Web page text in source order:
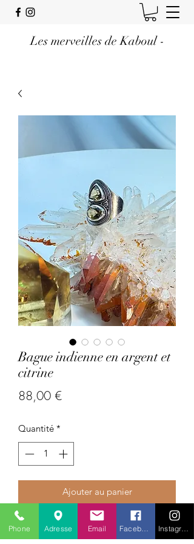
Les merveilles de Kaboul -
Bague indienne en argent et
citrine
88,00 €Prix
Quantité *
Ajouter au panier
Pays : Inde
Pierres précieuses : citrine
Phone Adresse Email